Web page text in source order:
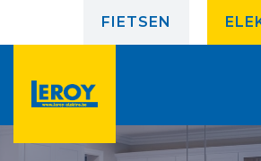
FIETSEN